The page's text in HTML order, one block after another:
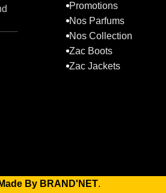
Promotions
Nos Parfums
Nos Collection
Zac Boots
Zac Jackets
Made By BRAND'NET.